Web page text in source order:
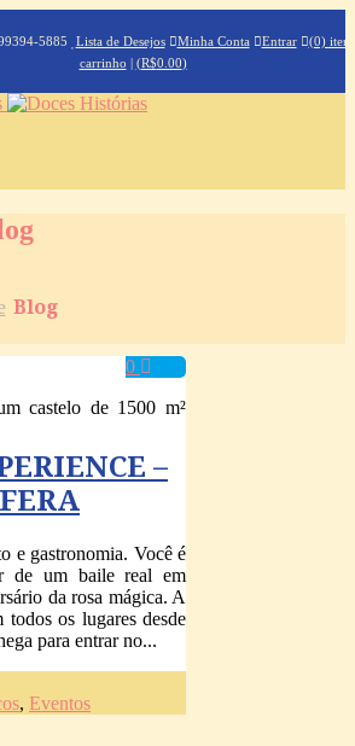
5885 Lista de Desejos Minha Conta Entrar
(0)
carrinho | (R$0.00)
Blog
0
–
castelo de 1500 m²
e gastronomia. Você é
de um baile real em
da rosa mágica. A
todos os lugares desde
para entrar no...
, Eventos